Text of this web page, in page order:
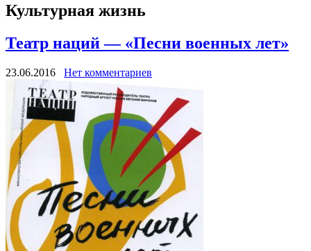
Культурная жизнь
Театр наций — «Песни военных лет»
23.06.2016 Нет комментариев